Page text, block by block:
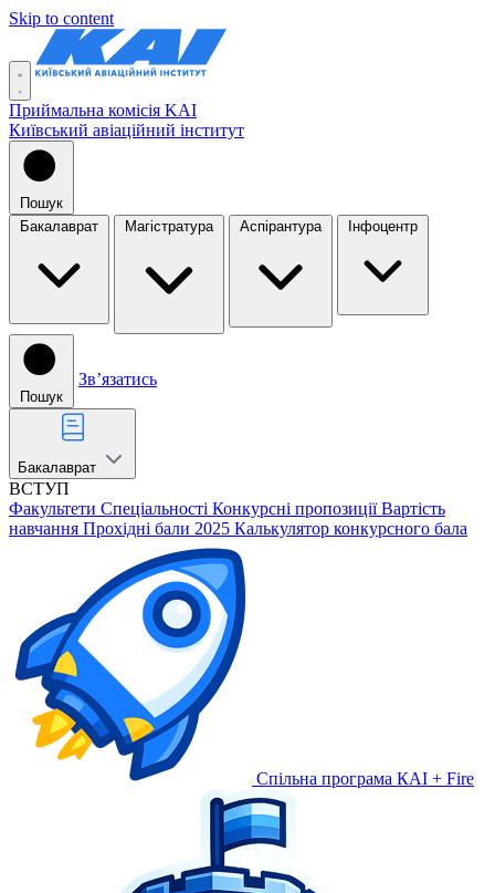
Skip to content
Приймальна комісія KAI
Київський авіаційний інститут
Пошук
Бакалаврат
Магістратура Аспірантура Інфоцентр
Пошук
Звʼязатись
Бакалаврат
ВСТУП
Факультети Спеціальності Конкурсні пропозиції Вартість
навчання Прохідні бали 2025 Калькулятор конкурсного бала
Спільна програма КАІ + Fire